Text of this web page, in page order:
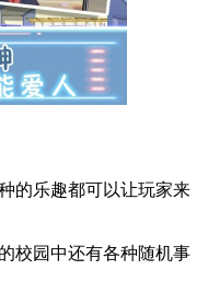
的乐趣都可以让玩家来
校园中还有各种随机事